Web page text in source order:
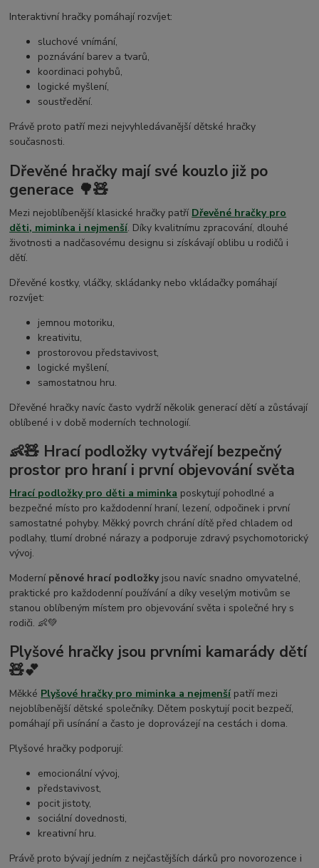
Interaktivní hračky pomáhají rozvíjet:
sluchové vnímání,
poznávání barev a tvarů,
koordinaci pohybů,
logické myšlení,
soustředění.
Právě proto patří mezi nejvyhledávanější dětské hračky
současnosti.
Dřevěné hračky mají své kouzlo již po
generace 🌳🧸
Mezi nejoblíbenější klasické hračky patří Dřevěné hračky pro
děti, miminka i nejmenší. Díky kvalitnímu zpracování, dlouhé
životnosti a nadčasovému designu si získávají oblibu u rodičů i
dětí.
Dřevěné kostky, vláčky, skládanky nebo vkládačky pomáhají
rozvíjet:
jemnou motoriku,
kreativitu,
prostorovou představivost,
logické myšlení,
samostatnou hru.
Dřevěné hračky navíc často vydrží několik generací dětí a zůstávají
oblíbené i v době moderních technologií.
👶🧸 Hrací podložky vytvářejí bezpečný
prostor pro hraní i první objevování světa
Hrací podložky pro děti a miminka poskytují pohodlné a
bezpečné místo pro každodenní hraní, lezení, odpočinek i první
samostatné pohyby. Měkký povrch chrání dítě před chladem od
podlahy, tlumí drobné nárazy a podporuje zdravý psychomotorický
vývoj.
Moderní pěnové hrací podložkyjsou navíc snadno omyvatelné,
praktické pro každodenní používání a díky veselým motivům se
stanou oblíbeným místem pro objevování světa i společné hry s
rodiči. 👶💚
Plyšové hračky jsou prvními kamarády dětí
🧸💕
Měkké Plyšové hračky pro miminka a nejmenší patří mezi
nejoblíbenější dětské společníky. Dětem poskytují pocit bezpečí,
pomáhají při usínání a často je doprovázejí na cestách i doma.
Plyšové hračky podporují:
emocionální vývoj,
představivost,
pocit jistoty,
sociální dovednosti,
kreativní hru.
Právě proto bývají jedním z nejčastějších dárků pro novorozence i